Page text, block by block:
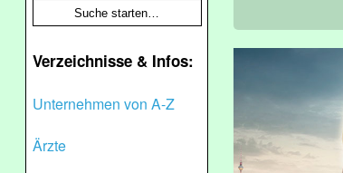
Verzeichnisse & Infos:
Unternehmen von A-Z
Ärzte